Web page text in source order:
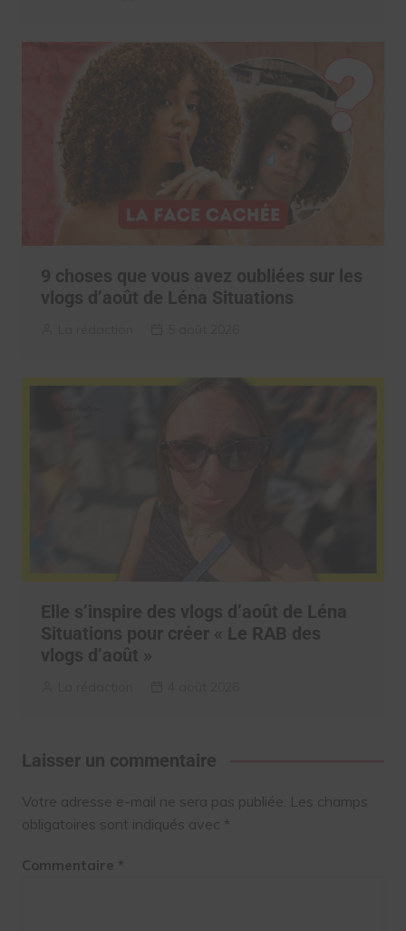
9 choses que vous avez oubliées sur les
vlogs d’août de Léna Situations
Elle s’inspire des vlogs d’août de Léna
Situations pour créer « Le RAB des
vlogs d’août »
Laisser un commentaire
Votre adresse e-mail ne sera pas publiée. Les champs
obligatoires sont indiqués avec *
Commentaire *